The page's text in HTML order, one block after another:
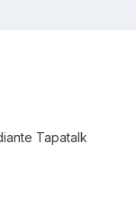
Tapatalk